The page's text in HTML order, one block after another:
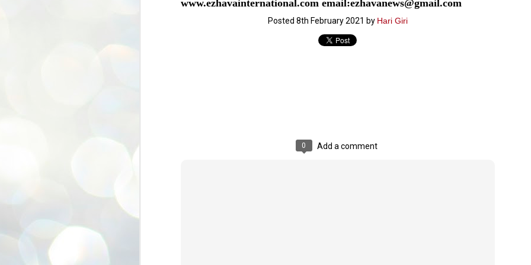
www.ezhavainternational.com email:ezhavanews@gmail.com
Posted 8th February 2021 by Hari Giri
0 Add a comment
അഴകൊമ്പൻ ഉപദേശത്തിൽ "തിരുത്തൽ" ഒതുക്കി സി പി ഐ എം
നന്നാകില്ലമ്മാവാ" എന്ന പഴമൊഴിയുടെ തുകിലുണർത്തി
The World Bank’s designation of India as a “lower middle income”
economy should drill some sense into the minds of those who get on to